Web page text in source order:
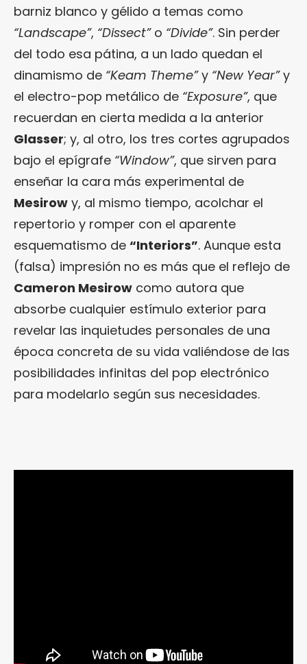
barniz blanco y gélido a temas como
“Landscape”, “Dissect”o “Divide”. Sin perder
del todo esa pátina, a un lado quedan el
dinamismo de “Keam Theme”y “New Year”y
el electro-pop metálico de “Exposure”, que
recuerdan en cierta medida a la anterior
Glasser; y, al otro, los tres cortes agrupados
bajo el epígrafe “Window”, que sirven para
enseñar la cara más experimental de
Mesirow y, al mismo tiempo, acolchar el
repertorio y romper con el aparente
esquematismo de “Interiors”. Aunque esta
(falsa) impresión no es más que el reflejo de
Cameron Mesirow como autora que
absorbe cualquier estímulo exterior para
revelar las inquietudes personales de una
época concreta de su vida valiéndose de las
posibilidades infinitas del pop electrónico
para modelarlo según sus necesidades.